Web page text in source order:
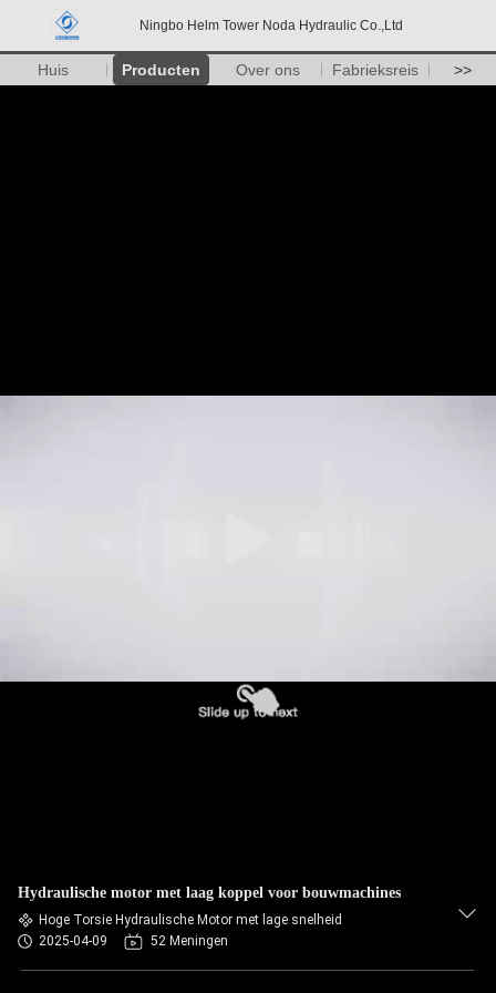
Ningbo Helm Tower Noda Hydraulic Co.,Ltd
Huis Producten Over ons Fabrieksreis >>
Hydraulische motor met laag koppel voor bouwmachines
Hoge Torsie Hydraulische Motor met lage snelheid
2025-04-09
52 Meningen